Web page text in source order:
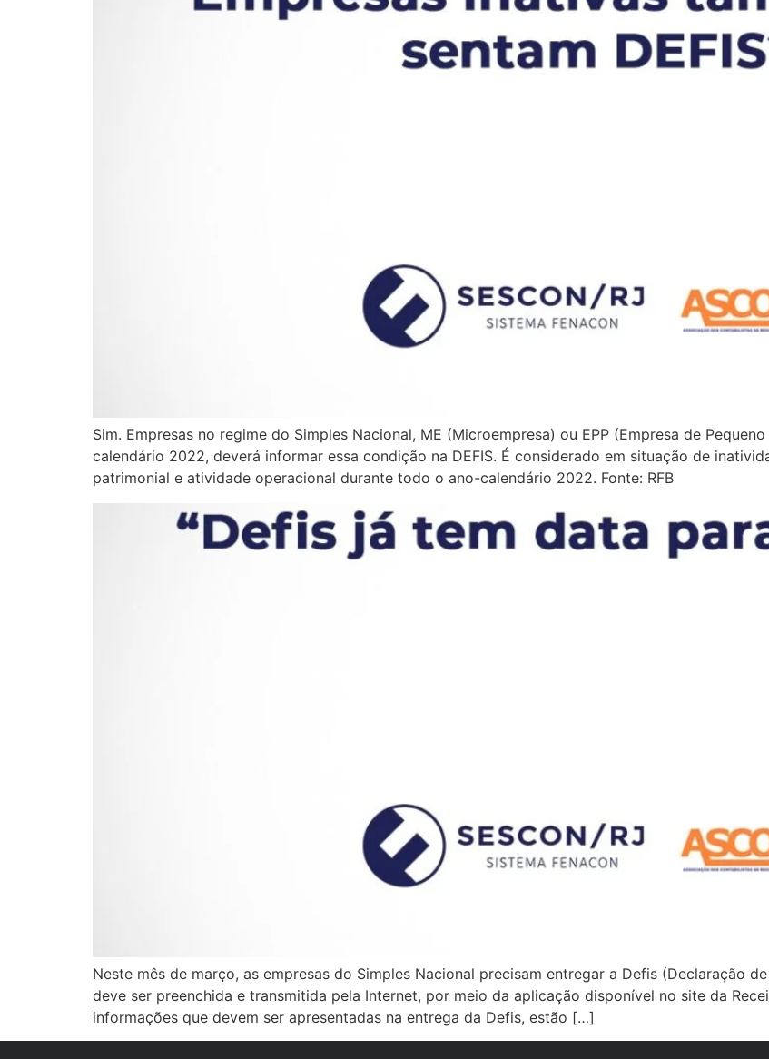
Sim. Empresas no regime do Simples Nacional, ME (Microempresa) ou EPP (Empresa de
calendário 2022, deverá informar essa condição na DEFIS. É considerado em situação de
patrimonial e atividade operacional durante todo o ano-calendário 2022. Fonte: RFB
Neste mês de março, as empresas do Simples Nacional precisam entregar a Defis (Declaração
deve ser preenchida e transmitida pela Internet, por meio da aplicação disponível no site da
informações que devem ser apresentadas na entrega da Defis, estão […]